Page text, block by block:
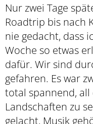
Nur zwei Tage
Roadtrip bis nach
nie gedacht, dass
Woche so etwas
dafür. Wir sind
gefahren. Es war
total spannend,
Landschaften zu
gelacht, Musik